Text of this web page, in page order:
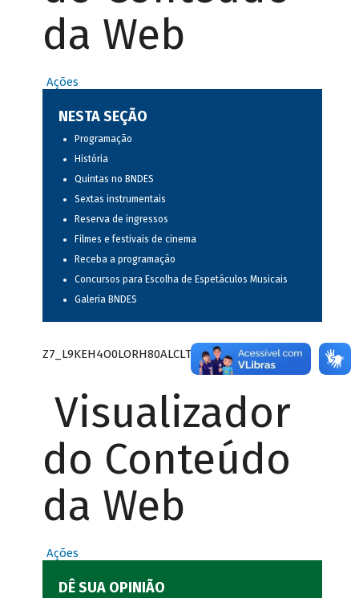
da Web
Ações
NESTA SEÇÃO
Programação
História
Quintas no BNDES
Sextas instrumentais
Reserva de ingressos
Filmes e festivais de cinema
Receba a programação
Concursos para Escolha de Espetáculos Musicais
Galeria BNDES
Z7_L9KEH4O0LORH80ALCLTPF80S97
Visualizador
do Conteúdo
da Web
Ações
DÊ SUA OPINIÃO